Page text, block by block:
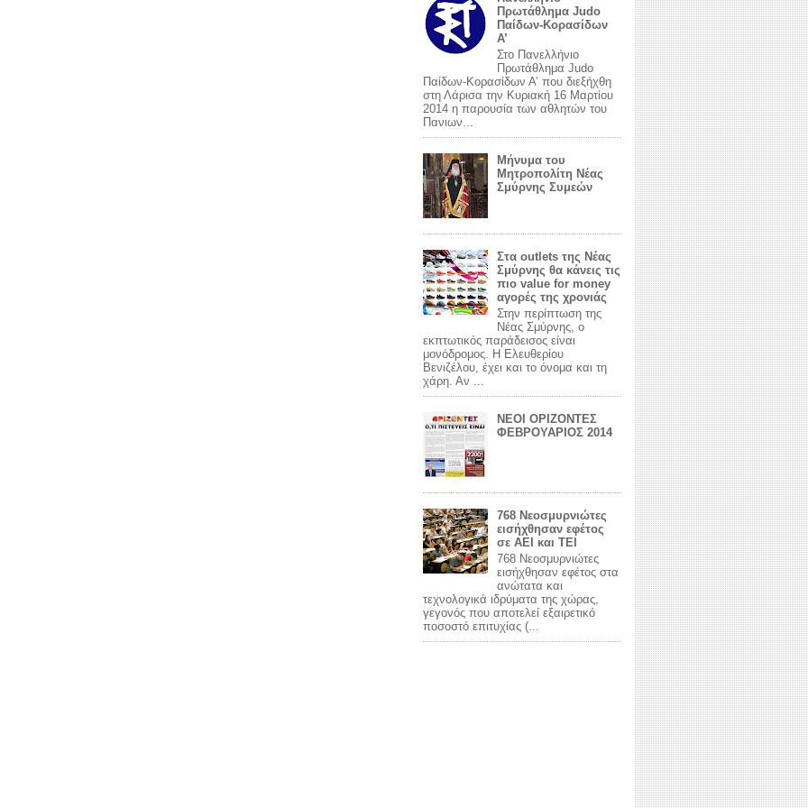
Πρωτάθλημα Judo
Παίδων-Κορασίδων
Α’
Στο Πανελλήνιο
Πρωτάθλημα Judo
Παίδων-Κορασίδων Α’ που διεξήχθη
στη Λάρισα την Κυριακή 16 Μαρτίου
2014 η παρουσία των αθλητών του
Πανιων...
Mήνυμα του
Μητροπολίτη Νέας
Σμύρνης Συμεών
Στα outlets της Νέας
Σμύρνης θα κάνεις τις
πιο value for money
αγορές της χρονιάς
Στην περίπτωση της
Νέας Σμύρνης, ο
εκπτωτικός παράδεισος είναι
μονόδρομος. Η Ελευθερίου
Βενιζέλου, έχει και το όνομα και τη
χάρη. Αν ...
ΝΕΟΙ ΟΡΙΖΟΝΤΕΣ
ΦΕΒΡΟΥΑΡΙΟΣ 2014
768 Νεοσμυρνιώτες
εισήχθησαν εφέτος
σε ΑΕΙ και ΤΕΙ
768 Νεοσμυρνιώτες
εισήχθησαν εφέτος στα
ανώτατα και
τεχνολογικά ιδρύματα της χώρας,
γεγονός που αποτελεί εξαιρετικό
ποσοστό επιτυχίας (...